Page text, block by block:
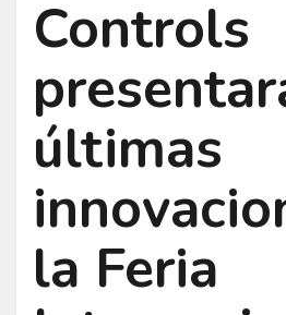
Controls
últimas
la Feria